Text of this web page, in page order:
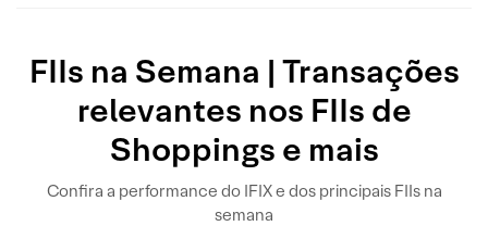
FIIs na Semana | Transações
relevantes nos FIIs de
Shoppings e mais
Confira a performance do IFIX e dos principais FIIs na
semana